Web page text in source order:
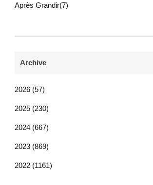
Après Grandir(7)
Archive
2026 (57)
2025 (230)
2024 (667)
2023 (869)
2022 (1161)